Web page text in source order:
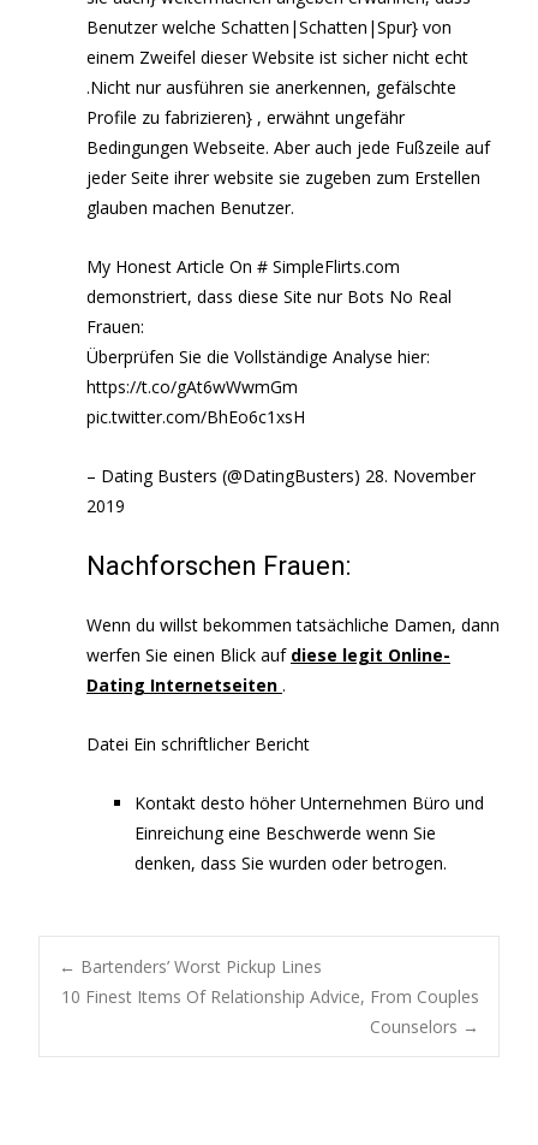
Benutzer welche Schatten|Schatten|Spur} von
einem Zweifel dieser Website ist sicher nicht echt
.Nicht nur ausführen sie anerkennen, gefälschte
Profile zu fabrizieren} , erwähnt ungefähr
Bedingungen Webseite. Aber auch jede Fußzeile auf
jeder Seite ihrer website sie zugeben zum Erstellen
glauben machen Benutzer.
My Honest Article On # SimpleFlirts.com
demonstriert, dass diese Site nur Bots No Real
Frauen:
Überprüfen Sie die Vollständige Analyse hier:
https://t.co/gAt6wWwmGm
pic.twitter.com/BhEo6c1xsH
– Dating Busters (@DatingBusters) 28. November
2019
Nachforschen Frauen:
Wenn du willst bekommen tatsächliche Damen, dann
werfen Sie einen Blick auf diese legit Online-
Dating Internetseiten .
Datei Ein schriftlicher Bericht
Kontakt desto höher Unternehmen Büro und
Einreichung eine Beschwerde wenn Sie
denken, dass Sie wurden oder betrogen.
Post
navigation
← Bartenders’ Worst Pickup Lines
10 Finest Items Of Relationship Advice, From Couples
Counselors →